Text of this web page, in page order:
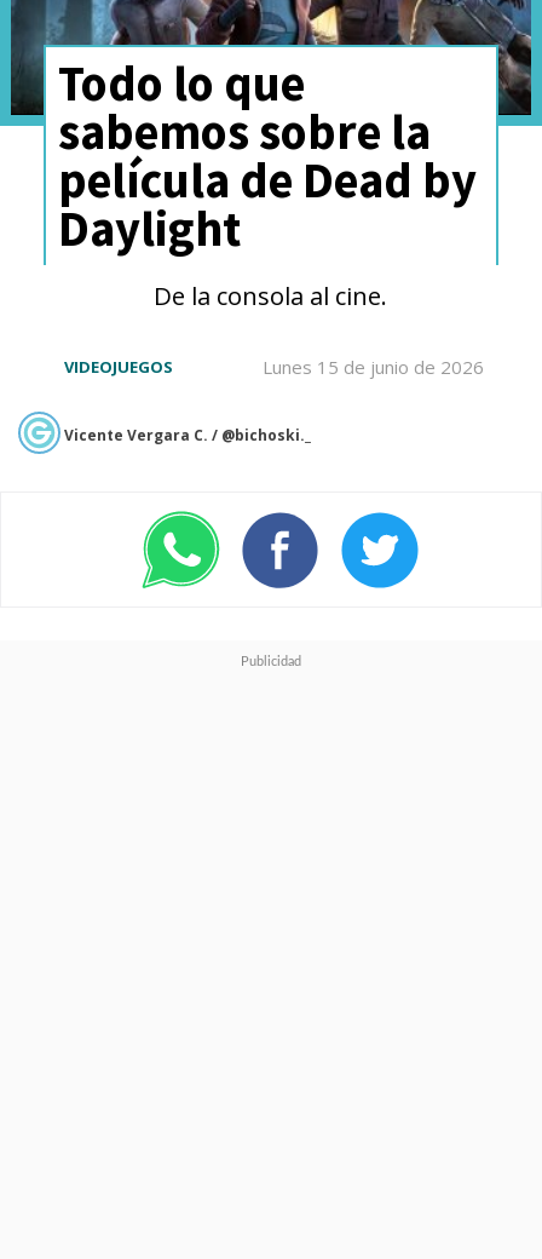
Todo lo que
sabemos sobre la
película de Dead by
Daylight
De la consola al cine.
Lunes 15 de junio de 2026
VIDEOJUEGOS
Vicente Vergara C. / @bichoski._